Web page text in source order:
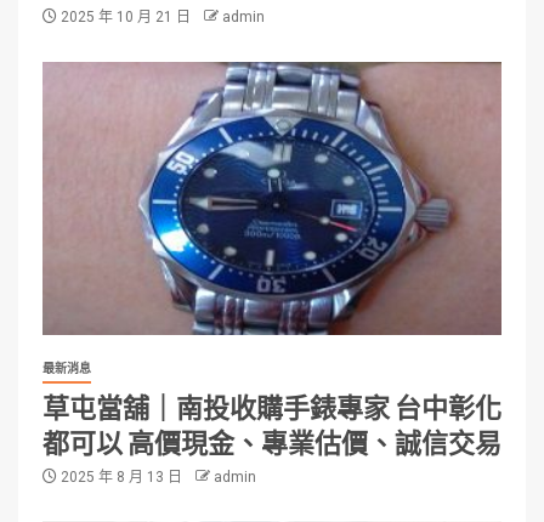
2025 年 10 月 21 日 admin
最新消息
草屯當舖｜南投收購手錶專家 台中彰化
都可以 高價現金、專業估價、誠信交易
2025 年 8 月 13 日 admin